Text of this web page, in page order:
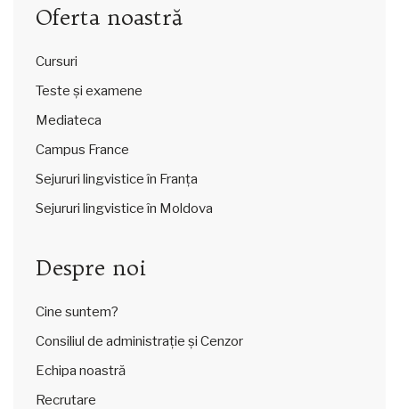
Oferta noastră
Cursuri
Teste și examene
Mediateca
Campus France
Sejururi lingvistice în Franța
Sejururi lingvistice în Moldova
Despre noi
Cine suntem?
Consiliul de administrație și Cenzor
Echipa noastră
Recrutare